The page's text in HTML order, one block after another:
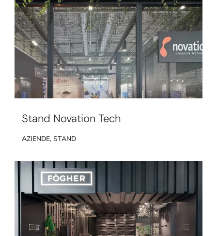
Stand Novation Tech
AZIENDE, STAND